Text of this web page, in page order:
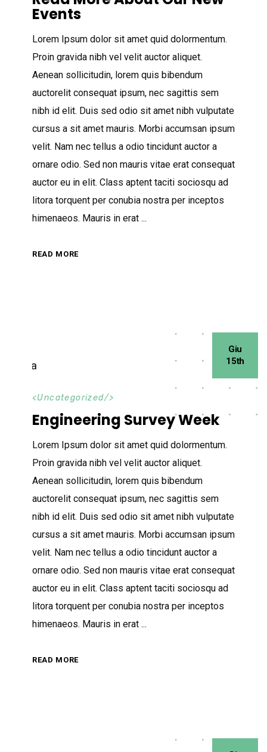
Events
Lorem Ipsum dolor sit amet quid dolormentum.
Proin gravida nibh vel velit auctor aliquet.
Aenean sollicitudin, lorem quis bibendum
auctorelit consequat ipsum, nec sagittis sem
nibh id elit. Duis sed odio sit amet nibh vulputate
cursus a sit amet mauris. Morbi accumsan ipsum
velit. Nam nec tellus a odio tincidunt auctor a
ornare odio. Sed non mauris vitae erat consequat
auctor eu in elit. Class aptent taciti sociosqu ad
litora torquent per conubia nostra per inceptos
himenaeos. Mauris in erat
READ MORE
Giu
15th
<Uncategorized/>
Engineering Survey Week
Lorem Ipsum dolor sit amet quid dolormentum.
Proin gravida nibh vel velit auctor aliquet.
Aenean sollicitudin, lorem quis bibendum
auctorelit consequat ipsum, nec sagittis sem
nibh id elit. Duis sed odio sit amet nibh vulputate
cursus a sit amet mauris. Morbi accumsan ipsum
velit. Nam nec tellus a odio tincidunt auctor a
ornare odio. Sed non mauris vitae erat consequat
auctor eu in elit. Class aptent taciti sociosqu ad
litora torquent per conubia nostra per inceptos
himenaeos. Mauris in erat
READ MORE